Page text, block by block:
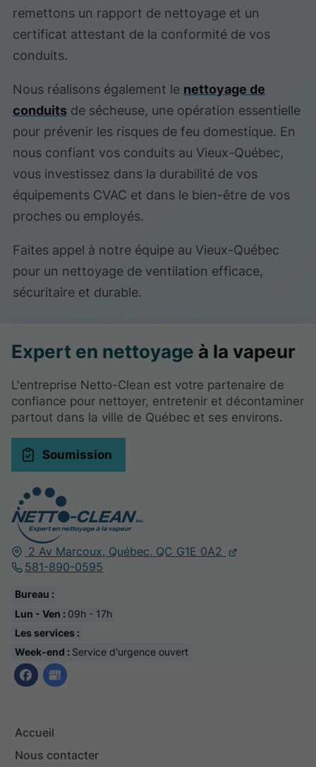
remettons un rapport de nettoyage et un
certificat attestant de la conformité de vos
conduits.
Nous réalisons également le nettoyage de
conduits de sécheuse, une opération essentielle
pour prévenir les risques de feu domestique. En
nous confiant vos conduits au Vieux-Québec,
vous investissez dans la durabilité de vos
équipements CVAC et dans le bien-être de vos
proches ou employés.
Faites appel à notre équipe au Vieux-Québec
pour un nettoyage de ventilation efficace,
sécuritaire et durable.
2 Av Marcoux, Québec, QC G1E 0A2
581-890-0595
Bureau :
Lun - Ven : 09h - 17h
Les services :
Week-end : Service d'urgence ouvert
Accueil
Nous contacter
Expert en nettoyage à la vapeur
L'entreprise Netto-Clean est votre partenaire de
confiance pour nettoyer, entretenir et décontaminer
partout dans la ville de Québec et ses environs.
Soumission